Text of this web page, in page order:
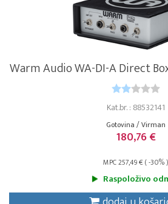
Warm Audio WA-DI-A Direct
Kat.br. : 88532141
Gotovina / Virman
180,76 €
MPC 257,49 € ( -30% )
Raspoloživo